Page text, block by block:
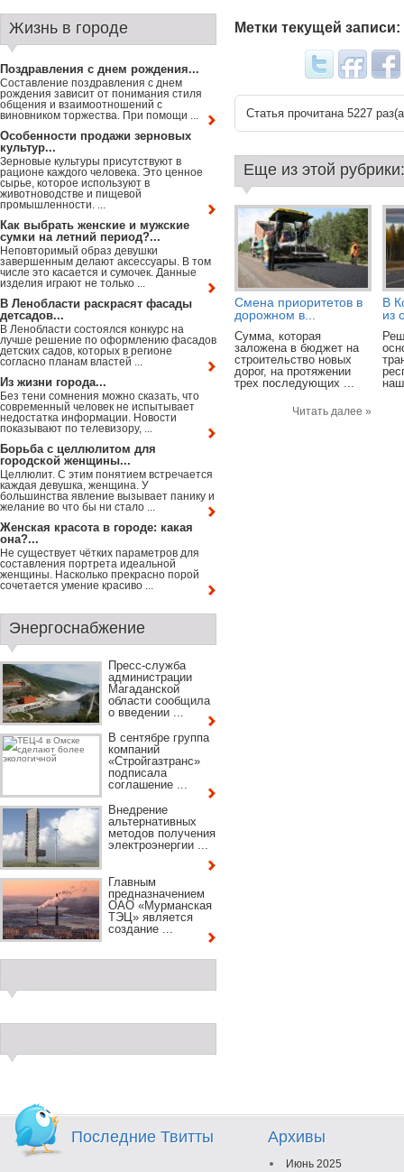
Метки текущей записи:
Статья прочитана 5227
Еще из этой рубрики:
Смена приоритетов в
дорожном в...
Сумма, которая
заложена в бюджет на
строительство новых
дорог, на протяжении
трех последующих ...
Читать далее »
В
из
Жизнь в городе
Поздравления с днем рождения...
Составление поздравления с днем
рождения зависит от понимания стиля
общения и взаимоотношений с
виновником торжества. При помощи ...
Особенности продажи зерновых
культур...
Зерновые культуры присутствуют в
рационе каждого человека. Это ценное
сырье, которое используют в
животноводстве и пищевой
промышленности. ...
Как выбрать женские и мужские
сумки на летний период?...
Неповторимый образ девушки
завершенным делают аксессуары. В том
числе это касается и сумочек. Данные
изделия играют не только ...
В Ленобласти раскрасят фасады
детсадов...
В Ленобласти состоялся конкурс на
лучше решение по оформлению фасадов
детских садов, которых в регионе
согласно планам властей ...
Из жизни города...
Без тени сомнения можно сказать, что
современный человек не испытывает
недостатка информации. Новости
показывают по телевизору, ...
Борьба с целлюлитом для
городской женщины...
Целлюлит. С этим понятием встречается
каждая девушка, женщина. У
большинства явление вызывает панику и
желание во что бы ни стало ...
Женская красота в городе: какая
она?...
Не существует чётких параметров для
составления портрета идеальной
женщины. Насколько прекрасно порой
сочетается умение красиво ...
Энергоснабжение
Пресс-служба
администрации
Магаданской
области сообщила
о введении ...
В сентябре группа
компаний
«Стройгазтранс»
подписала
соглашение ...
Внедрение
альтернативных
методов получения
электроэнергии ...
Главным
предназначением
ОАО «Мурманская
ТЭЦ» является
создание ...
Последние Твитты Архивы
Июнь 2025